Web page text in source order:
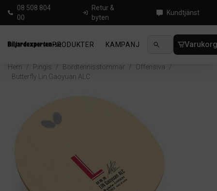
08 508 804
00
Retur &
byten
Kundtjänst
PRODUKTER KAMPANJ NYHETER
Hem / Pingis / Bordtennisstommar / Offensiva
/
Butterfly Lin Gaoyuan ALC